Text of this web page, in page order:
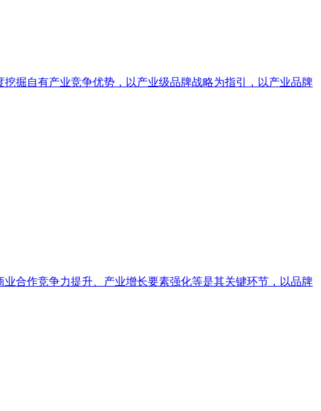
掘自有产业竞争优势，以产业级品牌战略为指引，以产业品牌
合作竞争力提升、产业增长要素强化等是其关键环节，以品牌